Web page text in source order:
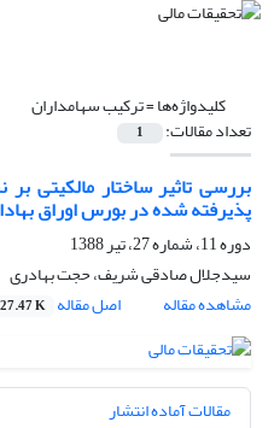
کلیدواژه‌ها =ترکیب سهامداران
تعداد مقالات: 1
بررسی تاثیر ساختار
پذیرفته شده در بورس اوراق
دوره 11، شماره 27، تیر 1388
سیدجلال صادقی شریف، حجت بهادری
مشاهده مقاله
اصل مقاله K
مقالات آماده انتشار